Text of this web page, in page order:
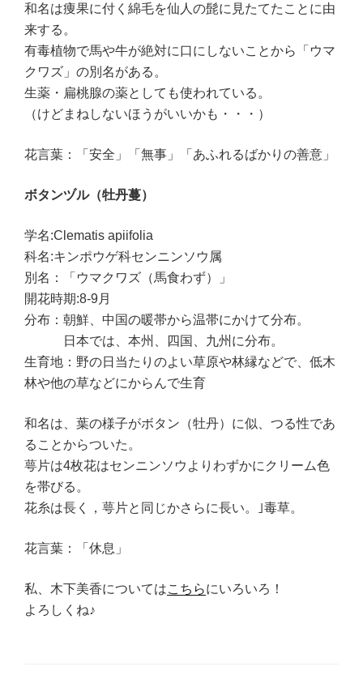
和名は痩果に付く綿毛を仙人の髭に見たてたことに由
来する。
有毒植物で馬や牛が絶対に口にしないことから「ウマ
クワズ」の別名がある。
生薬・扁桃腺の薬としても使われている。
（けどまねしないほうがいいかも・・・）
花言葉：「安全」「無事」「あふれるばかりの善意」
ボタンヅル（牡丹蔓）
学名:Clematis apiifolia
科名:キンポウゲ科センニンソウ属
別名：「ウマクワズ（馬食わず）」
開花時期:8-9月
分布：朝鮮、中国の暖帯から温帯にかけて分布。
日本では、本州、四国、九州に分布。
生育地：野の日当たりのよい草原や林縁などで、低木
林や他の草などにからんで生育
和名は、葉の様子がボタン（牡丹）に似、つる性であ
ることからついた。
萼片は4枚花はセンニンソウよりわずかにクリーム色
を帯びる。
花糸は長く，萼片と同じかさらに長い。｣毒草。
花言葉：「休息」
私、木下美香についてはこちらにいろいろ！
よろしくね♪